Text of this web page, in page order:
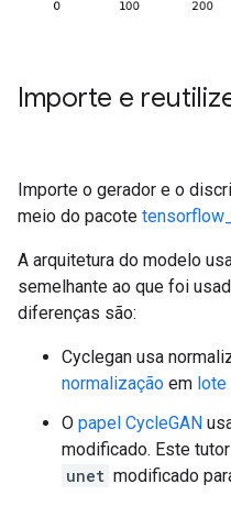
Importe e
Importe o gerador e o
meio do pacote
A arquitetura do modelo
semelhante ao que foi
diferenças são:
Cyclegan usa
normalização em lote
O papel CycleGAN
modificado. Este
unet modificado